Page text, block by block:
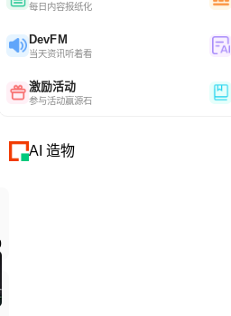
每日内容报纸化
DevFM
当天资讯听着看
激励活动
参与活动赢源石
AI 造物